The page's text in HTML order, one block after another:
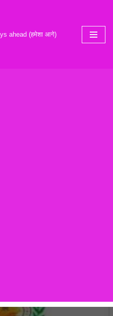
ahead (हमेशा आगे)